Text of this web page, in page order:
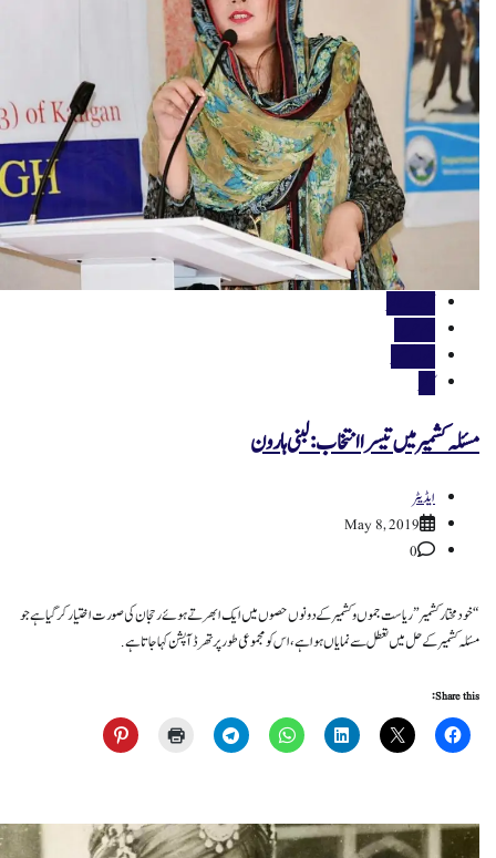
مسئلہ کشمیر میں تیسرا انتخاب: لبنی ہارون
ایڈیٹر
May 8, 2019
0
“خودمختار کشمیر” ریاست جموں و کشمیر کے دونوں حصوں میں ایک ابھرتے ہوئے رحجان کی صورت اختیار کر گیا ہے جو
مسئلہ کشمیر کے حل میں تعطل سے نمایاں ہوا ہے، اس کو مجموعی طور پر تھرڈ آپشن کہا جاتا ہے.
Share this: